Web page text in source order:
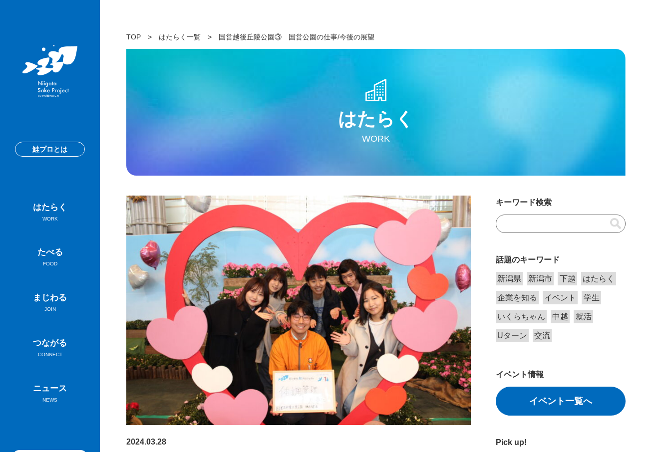
鮭プロとは
はたらく
WORK
たべる
FOOD
まじわる
JOIN
つながる
CONNECT
ニュース
NEWS
TOP> はたらく一覧> 国営越後丘陵公園③ 国営公園の仕事/今後の展望
はたらく
WORK
2024.03.28
キーワード検索
話題のキーワード
新潟県 新潟市 下越 はたらく
企業を知る イベント 学生
いくらちゃん 中越 就活
Uターン 交流
イベント情報
イベント一覧へ
Pick up!